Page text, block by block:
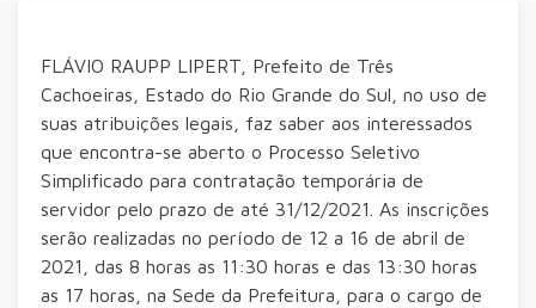
FLÁVIO RAUPP LIPERT, Prefeito de Três
Cachoeiras, Estado do Rio Grande do Sul, no uso de
suas atribuições legais, faz saber aos interessados
que encontra-se aberto o Processo Seletivo
Simplificado para contratação temporária de
servidor pelo prazo de até 31/12/2021. As inscrições
serão realizadas no período de 12 a 16 de abril de
2021, das 8 horas as 11:30 horas e das 13:30 horas
as 17 horas, na Sede da Prefeitura, para o cargo de